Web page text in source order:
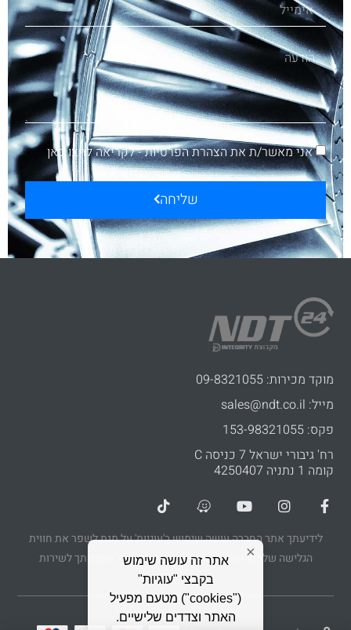
אני מאשר/ת את הצהרת הפרטיות -לקריאה לחצו כאן
שליחה
מוקד מכירות: 09-8321055
מייל: sales@ndt.co.il
פקס: 153-98321055
רח' גיבורי ישראל 7 כניסה C
קומה 1 נתניה 4250407
לידיעתך אתר החברה עושה שימוש ב'עוגיות' על מנת לשפר את חווית
הגלישה שלכם. המשך שימושך באתר יעיד על הסכמתך לשירות
×
אתר זה עושה שימוש
בקבצי "עוגיות"
("cookies") מטעם מפעיל
האתר וצדדים שלישיים.